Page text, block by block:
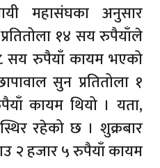
महासंघका अनुसार
१४ सय रुपैयाँले
सय रुपैयाँ कायम भएको
सुन प्रतितोला १
कायम थियो । यता,
रहेको छ । शुक्रबार
२ हजार ५ रुपैयाँ कायम